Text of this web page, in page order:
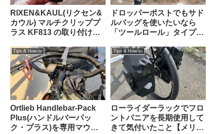
RIXEN&KAUL(リクセン&
カウル) マルチクリッププ
ラス KF813 の取り付け方
い？】
ドロッパーポストでもサド
ルバッグを使いたいなら
「ツールロール」タイプも
Tips & How-to
Ortlieb Handlebar-Pack
Plus(ハンドルバーパッ
ク・プラス)を専用マウン
Tips & How-to
ローライダーラックでフロ
ントパニアを長期使用して
きて気付いたこと【メリッ